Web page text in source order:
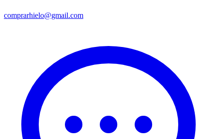
comprarhielo@gmail.com